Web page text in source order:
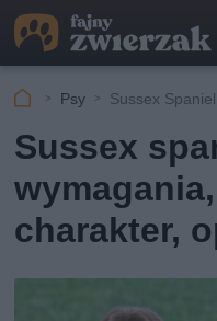
Psy Sussex
Sussex
wymagania,
charakter,